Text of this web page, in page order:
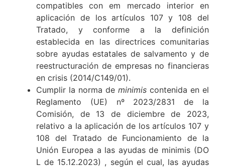
compatibles con em mercado interior en
aplicación de los artículos 107 y 108 del
Tratado, y conforme a la definición
establecida en las directrices comunitarias
sobre ayudas estatales de salvamento y de
reestructuración de empresas no financieras
en crisis (2014/C149/01).
Cumplir la norma de minimis contenida en el
Reglamento (UE) nº 2023/2831 de la
Comisión, de 13 de diciembre de 2023,
relativo a la aplicación de los artículos 107 y
108 del Tratado de Funcionamiento de la
Unión Europea a las ayudas de minimis (DO
L de 15.12.2023) , según el cual, las ayudas